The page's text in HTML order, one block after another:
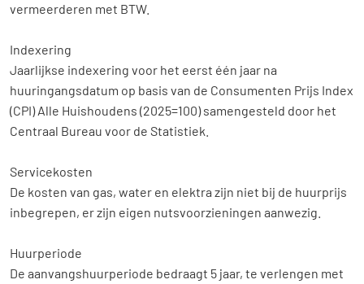
Aanbod
Diensten
Contact
vermeerderen met BTW.
Indexering
Jaarlijkse indexering voor het eerst één jaar na
huuringangsdatum op basis van de Consumenten Prijs Index
(CPI) Alle Huishoudens (2025=100) samengesteld door het
Centraal Bureau voor de Statistiek.
Servicekosten
De kosten van gas, water en elektra zijn niet bij de huurprijs
inbegrepen, er zijn eigen nutsvoorzieningen aanwezig.
Huurperiode
De aanvangshuurperiode bedraagt 5 jaar, te verlengen met